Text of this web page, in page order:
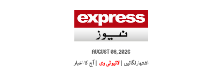
AUGUST 08, 2026
اشتہار لگائیں | لائیو ٹی وی | آج کا اخبار